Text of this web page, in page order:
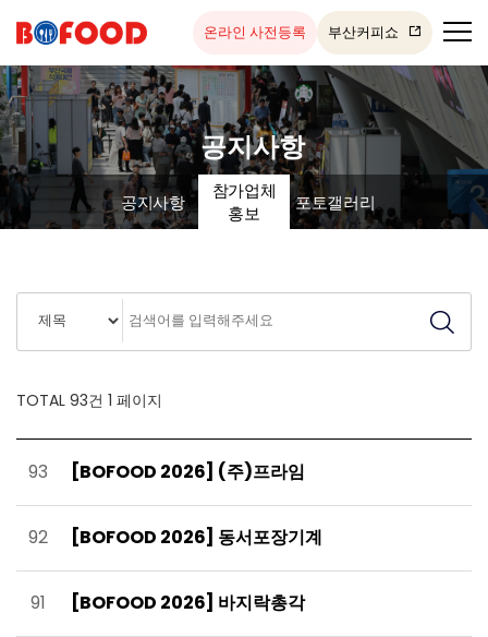
온라인 사전등록 부산커피쇼
공지사항
공지사항
참가업체
홍보
포토갤러리
TOTAL 93건 1 페이지
93 [BOFOOD 2026] (주)프라임
92 [BOFOOD 2026] 동서포장기계
91 [BOFOOD 2026] 바지락총각